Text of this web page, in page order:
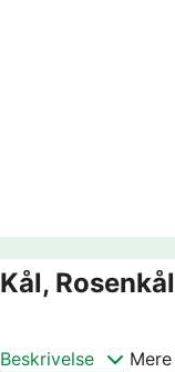
Kål,
Beskrivelse